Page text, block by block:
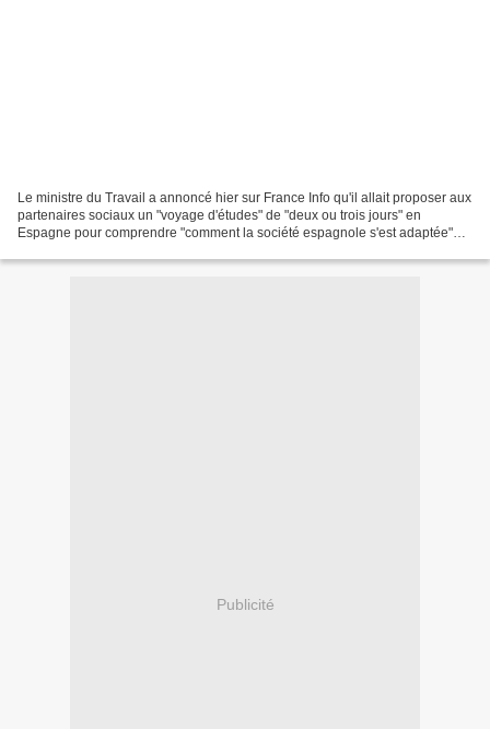
Le ministre du Travail a annoncé hier sur France Info qu'il allait proposer aux
partenaires sociaux un "voyage d'études" de "deux ou trois jours" en
Espagne pour comprendre "comment la société espagnole s'est adaptée"
Publicité